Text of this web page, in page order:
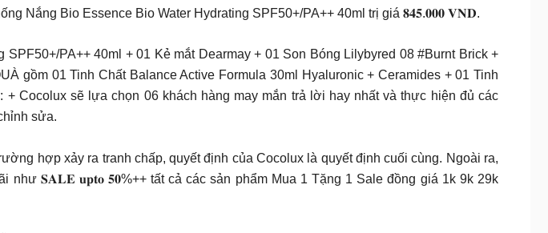
Nắng Bio Essence Bio Water Hydrating SPF50+/PA++ 40ml trị giá 𝟖𝟒𝟓.𝟎𝟎𝟎 𝐕𝐍𝐃.
PA++ 40ml + 01 Kẻ mắt Dearmay + 01 Son Bóng Lilybyred 08 #Burnt Brick +
gồm 01 Tinh Chất Balance Active Formula 30ml Hyaluronic + Ceramides + 01 Tinh
Cocolux sẽ lựa chọn 06 khách hàng may mắn trả lời hay nhất và thực hiện đủ các
sửa.
hợp xảy ra tranh chấp, quyết định của Cocolux là quyết định cuối cùng. Ngoài ra,
𝐒𝐀𝐋𝐄 𝐮𝐩𝐭𝐨 𝟓𝟎%++ tất cả các sản phẩm Mua 1 Tặng 1 Sale đồng giá 1k 9k 29k